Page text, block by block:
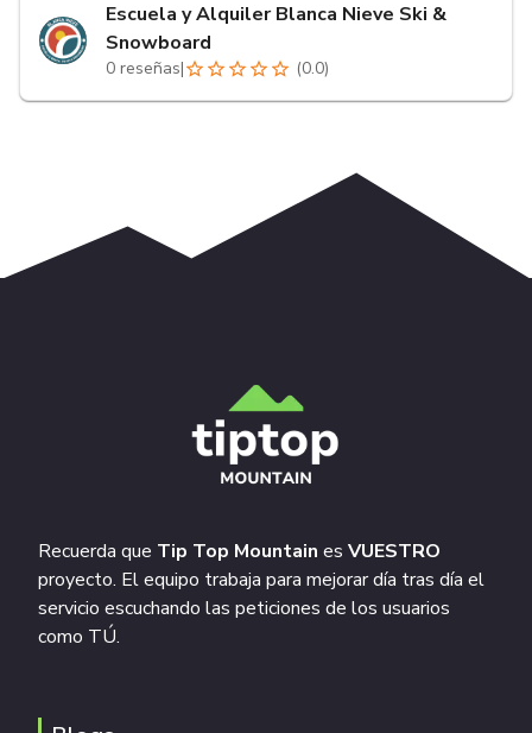
Escuela y Alquiler Blanca Nieve Ski &
Snowboard
0 reseñas| (0.0)
Recuerda que Tip Top Mountain es VUESTRO
proyecto. El equipo trabaja para mejorar día tras día el
servicio escuchando las peticiones de los usuarios
como TÚ.